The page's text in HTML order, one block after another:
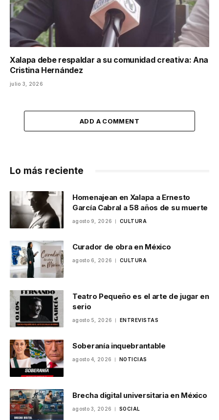
Xalapa debe respaldar a su comunidad creativa: Ana
Cristina Hernández
julio 3, 2026
ADD A COMMENT
Lo más reciente
Homenajean en Xalapa a Ernesto
García Cabral a 58 años de su muerte
agosto 9, 2026 CULTURA
Curador de obra en México
agosto 6, 2026 CULTURA
Teatro Pequeño es el arte de jugar en
serio
agosto 5, 2026 ENTREVISTAS
Soberanía inquebrantable
agosto 4, 2026 NOTICIAS
Brecha digital universitaria en México
agosto 3, 2026 SOCIAL